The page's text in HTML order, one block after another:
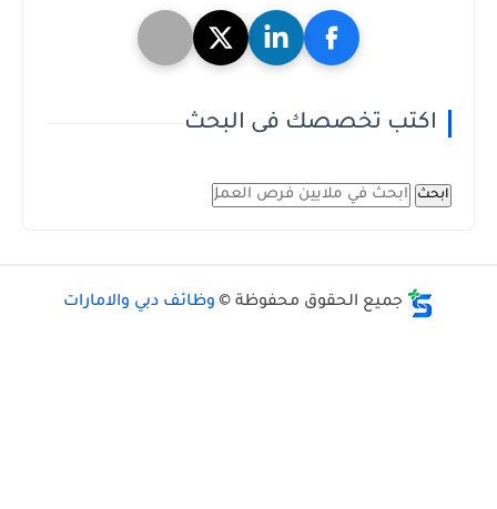
اكتب تخصصك فى البحث
ابحث
جميع الحقوق محفوظة © وظائف دبي والامارات